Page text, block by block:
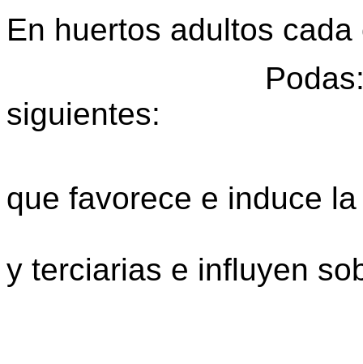
En huertos adultos
Podas: Se
siguientes:
que favorece e induce
y terciarias e influyen